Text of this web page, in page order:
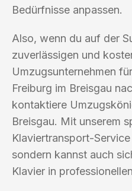
Bedürfnisse anpassen.
Also, wenn du auf der
zuverlässigen und
Umzugsunternehmen
Freiburg im Breisgau
kontaktiere
Breisgau. Mit unserem
Klaviertransport-
sondern kannst auch
Klavier in